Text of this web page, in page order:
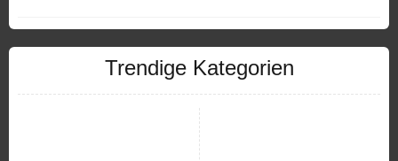
Trendige Kategorien